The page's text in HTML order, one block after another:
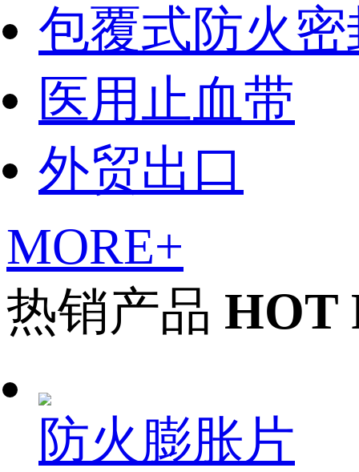
包覆式防火
医用止血带
外贸出口
MORE+
热销产品 HOT
防火膨胀片